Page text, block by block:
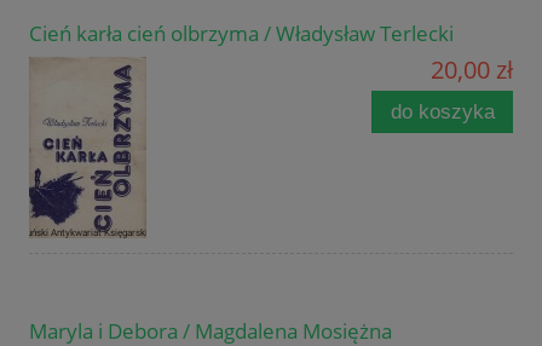
Cień karła cień olbrzyma / Władysław Terlecki
20,00 zł
do koszyka
Maryla i Debora / Magdalena Mosiężna